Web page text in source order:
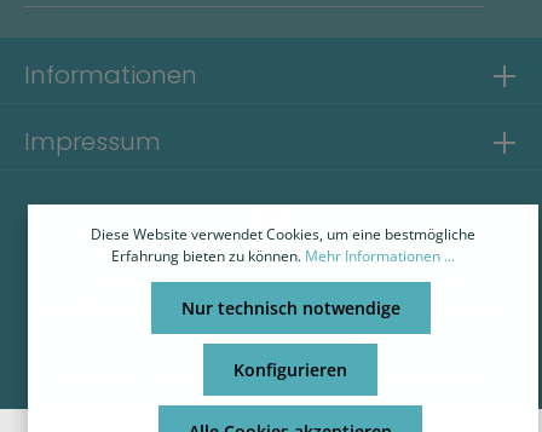
und dieAGBgelesen und bin mit ihnen einverstanden.
Impressum
Informationen
© 2026 25 Trainingskarten - with
* Alle Preise inkl. gesetzl. Mehrwertsteuer zzgl.
und ggf. Nachnahmegebühren, wenn nicht
anders angegeben.
Diese Website verwendet Cookies, um eine bestmögliche
Erfahrung bieten zu können. Mehr Informationen ...
Nur technisch notwendige
Konfigurieren